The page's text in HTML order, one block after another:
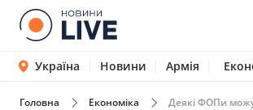
Україна Новини Армія
Головна Економіка Деякі ФОПи